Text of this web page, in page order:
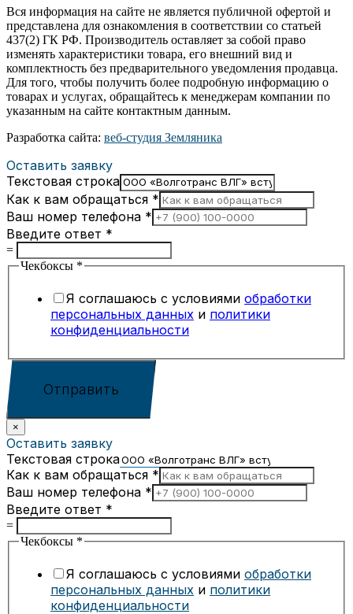
Вся информация на сайте не является публичной офертой и
представлена для ознакомления в соответствии со статьей
437(2) ГК РФ. Производитель оставляет за собой право
изменять характеристики товара, его внешний вид и
комплектность без предварительного уведомления продавца.
Для того, чтобы получить более подробную информацию о
товарах и услугах, обращайтесь к менеджерам компании по
указанным на сайте контактным данным.
Разработка сайта: веб-студия Земляника
Оставить заявку
Текстовая строка
Как к вам обращаться *
Ваш номер телефона *
Введите ответ *
=
Чекбоксы *
Я соглашаюсь с условиями обработки
персональных данных и политики
конфиденциальности
Отправить
×
Оставить заявку
Текстовая строка
Как к вам обращаться *
Ваш номер телефона *
Введите ответ *
=
Чекбоксы *
Я соглашаюсь с условиями обработки
персональных данных и политики
конфиденциальности